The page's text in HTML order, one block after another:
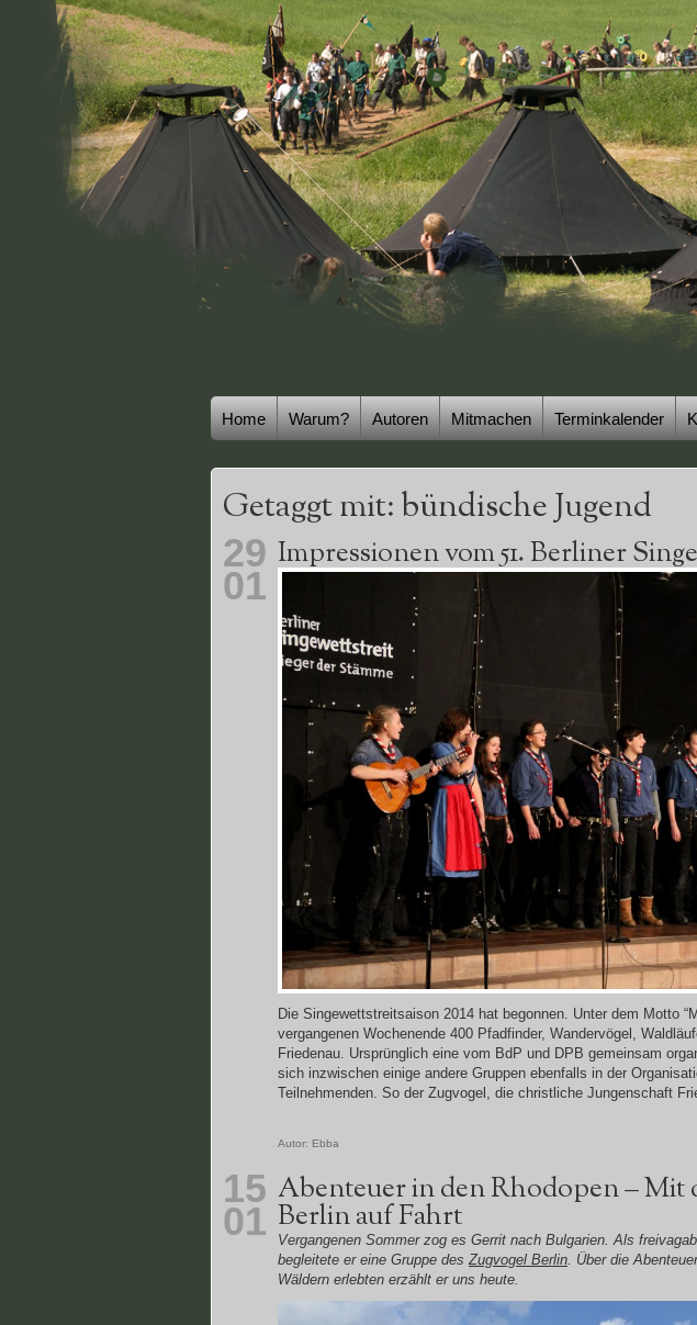
Home Warum? Autoren Mitmachen Terminkalender
Getaggt mit: bündische Jugend
29
01
Impressionen vom 51. Berliner
Die Singewettstreitsaison 2014 hat begonnen. Unter dem Motto
vergangenen Wochenende 400 Pfadfinder, Wandervögel,
Friedenau. Ursprünglich eine vom BdP und DPB gemeinsam
sich inzwischen einige andere Gruppen ebenfalls in der
Teilnehmenden. So der Zugvogel, die christliche Jungenschaft
Autor: Ebba
15
01
Abenteuer in den Rhodopen – Mit
Berlin auf Fahrt
Vergangenen Sommer zog es Gerrit nach Bulgarien. Als
begleitete er eine Gruppe des Zugvogel Berlin . Über die
Wäldern erlebten erzählt er uns heute.